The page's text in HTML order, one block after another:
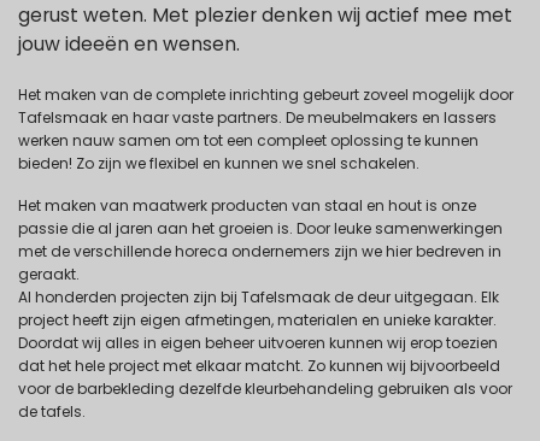
gerust weten. Met plezier denken wij actief mee met
jouw ideeën en wensen.
Het maken van de complete inrichting gebeurt zoveel mogelijk door
Tafelsmaak en haar vaste partners. De meubelmakers en lassers
werken nauw samen om tot een compleet oplossing te kunnen
bieden! Zo zijn we flexibel en kunnen we snel schakelen.
Het maken van maatwerk producten van staal en hout is onze
passie die al jaren aan het groeien is. Door leuke samenwerkingen
met de verschillende horeca ondernemers zijn we hier bedreven in
geraakt.
Al honderden projecten zijn bij Tafelsmaak de deur uitgegaan. Elk
project heeft zijn eigen afmetingen, materialen en unieke karakter.
Doordat wij alles in eigen beheer uitvoeren kunnen wij erop toezien
dat het hele project met elkaar matcht. Zo kunnen wij bijvoorbeeld
voor de barbekleding dezelfde kleurbehandeling gebruiken als voor
de tafels.